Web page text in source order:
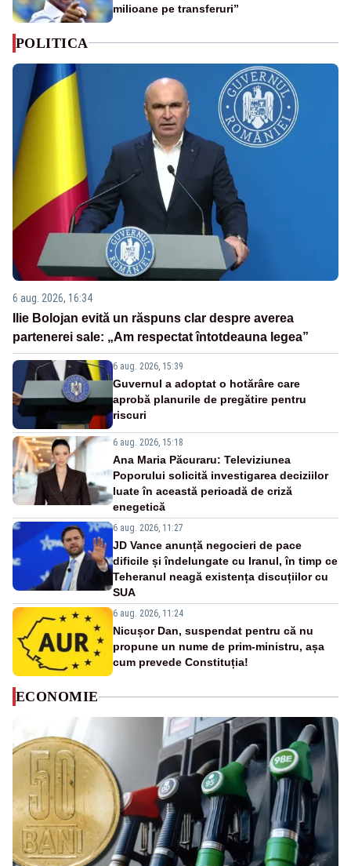
milioane pe transferuri”
POLITICA
6 aug. 2026, 16:34
Ilie Bolojan evită un răspuns clar despre averea
partenerei sale: „Am respectat întotdeauna legea”
6 aug. 2026, 15:39
Guvernul a adoptat o hotărâre care
aprobă planurile de pregătire pentru
riscuri
6 aug. 2026, 15:18
Ana Maria Păcuraru: Televiziunea
Poporului solicită investigarea deciziilor
luate în această perioadă de criză
enegetică
6 aug. 2026, 11:27
JD Vance anunță negocieri de pace
dificile și îndelungate cu Iranul, în timp ce
Teheranul neagă existența discuțiilor cu
SUA
6 aug. 2026, 11:24
Nicușor Dan, suspendat pentru că nu
propune un nume de prim-ministru, așa
cum prevede Constituția!
ECONOMIE